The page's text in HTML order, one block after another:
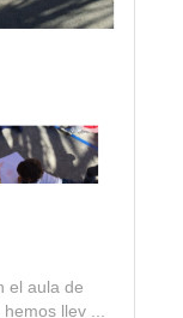
el aula de
llev ...